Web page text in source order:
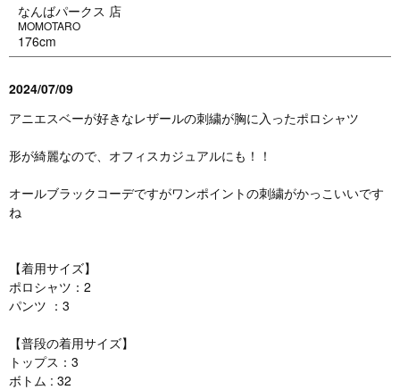
なんばパークス 店
MOMOTARO
176cm
2024/07/09
アニエスベーが好きなレザールの刺繍が胸に入ったポロシャツ
形が綺麗なので、オフィスカジュアルにも！！
オールブラックコーデですがワンポイントの刺繍がかっこいいです
ね
【着用サイズ】
ポロシャツ：2
パンツ ：3
【普段の着用サイズ】
トップス：3
ボトム : 32